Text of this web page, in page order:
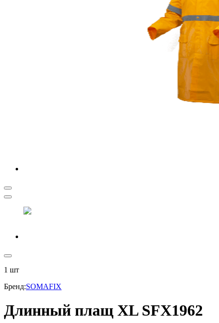
1 шт
Бренд:SOMAFIX
Длинный плащ XL SFX1962